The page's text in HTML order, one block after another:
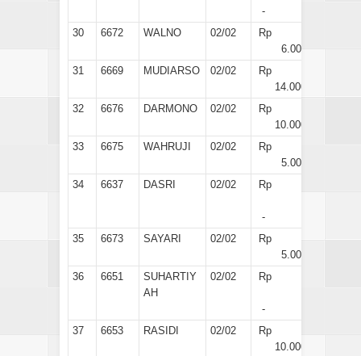
-
30
6672 WALNO 02/02
Rp
6.000
31
6669 MUDIARSO 02/02
Rp
14.000
32
6676 DARMONO 02/02
Rp
10.000
33
6675 WAHRUJI 02/02
Rp
5.000
34
6637 DASRI 02/02 Rp
-
35
6673 SAYARI 02/02
Rp
5.000
36
6651
SUHARTIY
AH
02/02 Rp
-
37
6653 RASIDI 02/02
Rp
10.000